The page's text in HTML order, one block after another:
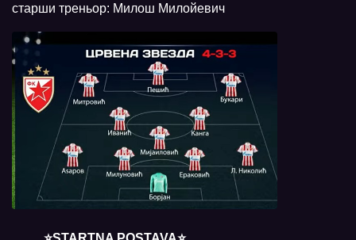
старши треньор: Милош Милойевич